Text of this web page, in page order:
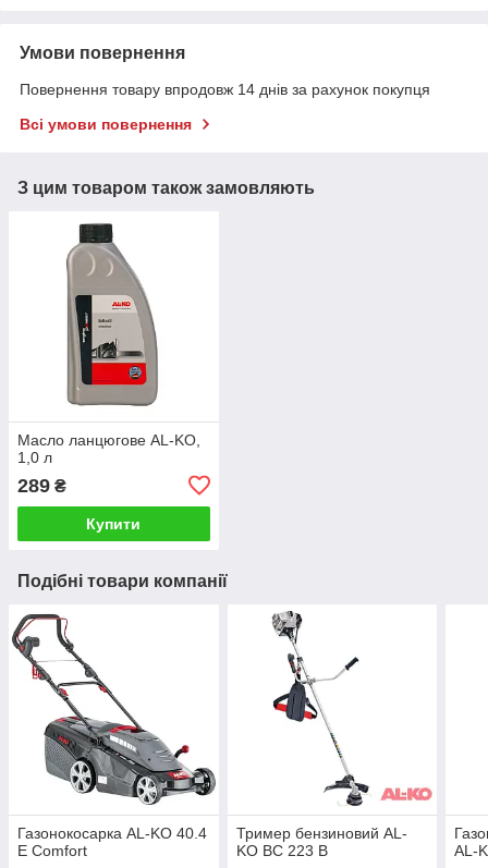
Умови повернення
Повернення товару впродовж 14 днів за рахунок покупця
Всі умови повернення
З цим товаром також замовляють
Масло ланцюгове AL-KO,
1,0 л
289 ₴
Купити
Подібні товари компанії
Газонокосарка AL-KO 40.4
E Comfort
Тример бензиновий AL-
KO BC 223 B
AL-